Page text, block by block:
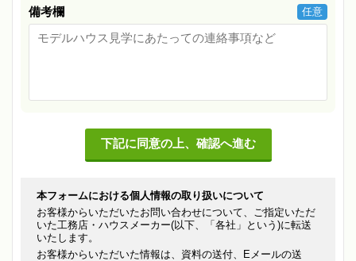
備考欄 任意
本フォームにおける個人情報の取り扱いについて
お客様からいただいたお問い合わせについて、ご指定いただ
いた工務店・ハウスメーカー(以下、「各社」という)に転送
いたします。
お客様からいただいた情報は、資料の送付、Eメールの送